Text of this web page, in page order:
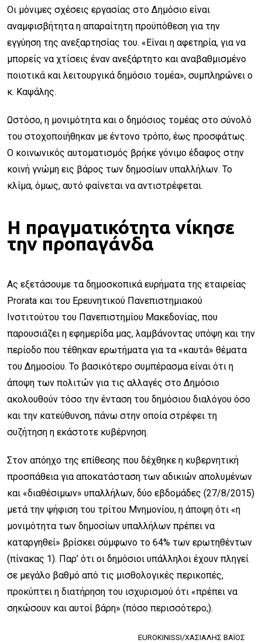
Οι μόνιμες σχέσεις εργασίας στο Δημόσιο είναι
αναμφισβήτητα η απαραίτητη προϋπόθεση για την
εγγύηση της ανεξαρτησίας του. «Είναι η αφετηρία, για να
μπορείς να χτίσεις έναν ανεξάρτητο και αναβαθμισμένο
ποιοτικά και λειτουργικά δημόσιο τομέα», συμπληρώνει ο
κ. Καψάλης.
Ωστόσο, η μονιμότητα και ο δημόσιος τομέας στο σύνολό
του στοχοποιήθηκαν με έντονο τρόπο, έως προσφάτως.
Ο κοινωνικός αυτοματισμός βρήκε γόνιμο έδαφος στην
κοινή γνώμη εις βάρος των δημοσίων υπαλλήλων. Το
κλίμα, όμως, αυτό φαίνεται να αντιστρέφεται.
Η πραγματικότητα νίκησε
την προπαγάνδα
Ας εξετάσουμε τα δημοσκοπικά ευρήματα της εταιρείας
Prorata και του Ερευνητικού Πανεπιστημιακού
Ινστιτούτου του Πανεπιστημίου Μακεδονίας, που
παρουσιάζει η εφημερίδα μας, λαμβάνοντας υπόψη και την
περίοδο που τέθηκαν ερωτήματα για τα «καυτά» θέματα
του Δημοσίου. Το βασικότερο συμπέρασμα είναι ότι η
άποψη των πολιτών για τις αλλαγές στο Δημόσιο
ακολουθούν τόσο την ένταση του δημόσιου διαλόγου όσο
και την κατεύθυνση, πάνω στην οποία στρέφει τη
συζήτηση η εκάστοτε κυβέρνηση.
Στον απόηχο της επίθεσης που δέχθηκε η κυβερνητική
προσπάθεια για αποκατάσταση των αδικιών απολυμένων
και «διαθέσιμων» υπαλλήλων, δύο εβδομάδες (27/8/2015)
μετά την ψήφιση του τρίτου Μνημονίου, η άποψη ότι «η
μονιμότητα των δημοσίων υπαλλήλων πρέπει να
καταργηθεί» βρίσκει σύμφωνο το 64% των ερωτηθέντων
(πίνακας 1). Παρ’ ότι οι δημόσιοι υπάλληλοι έχουν πληγεί
σε μεγάλο βαθμό από τις μισθολογικές περικοπές,
προκύπτει η διατήρηση του ισχυρισμού ότι «πρέπει να
σηκώσουν και αυτοί βάρη» (πόσο περισσότερο;).
EUROKINISSI/ΧΑΣΙΑΛΗΣ ΒΑΪΟΣ